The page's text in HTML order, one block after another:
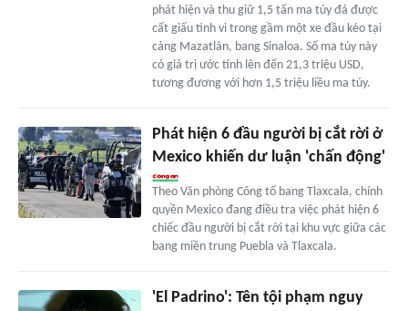
phát hiện và thu giữ 1,5 tấn ma túy đá được
cất giấu tinh vi trong gầm một xe đầu kéo tại
cảng Mazatlán, bang Sinaloa. Số ma túy này
có giá trị ước tính lên đến 21,3 triệu USD,
tương đương với hơn 1,5 triệu liều ma túy.
Phát hiện 6 đầu người bị cắt rời ở
Mexico khiến dư luận 'chấn động'
Theo Văn phòng Công tố bang Tlaxcala, chính
quyền Mexico đang điều tra việc phát hiện 6
chiếc đầu người bị cắt rời tại khu vực giữa các
bang miền trung Puebla và Tlaxcala.
'El Padrino': Tên tội phạm nguy